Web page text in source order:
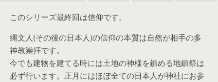
このシリーズ最終回は信仰です。
縄文人(その後の日本人)の信仰の本質は自然が相手の多
神教崇拝です。
今でも建物を建てる時には土地の神様を鎮める地鎮祭は
必ず行います。正月にはほぼ全ての日本人が神社にお参